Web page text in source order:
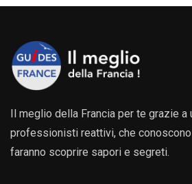
Il meglio della Francia per te grazie a
professionisti reattivi, che
faranno scoprire sapori e segreti.